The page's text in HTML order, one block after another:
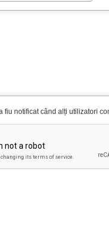
fiu notificat când alți utilizatori